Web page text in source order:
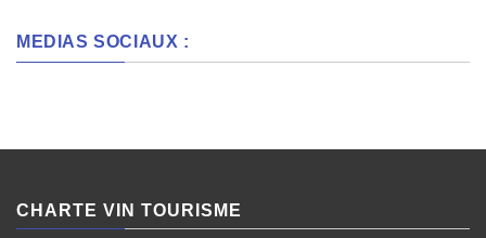
MEDIAS SOCIAUX :
CHARTE VIN TOURISME